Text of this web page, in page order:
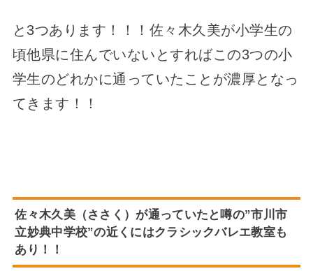
と3つあります！！！佐々木久美が小学生の
頃他県に住んでいないとすればこの3つの小
学生のどれかに通っていたことが濃厚となっ
てきます！！
佐々木久美（ささく）が通っていたと噂の”市川市
立妙典中学校”の近くにはクラシックバレエ教室も
あり！！